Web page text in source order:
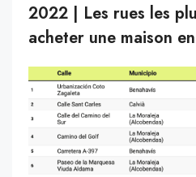
2022 | Les rues les
acheter une maison